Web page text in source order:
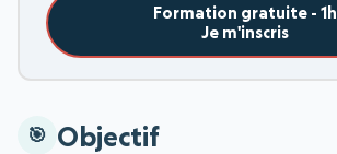
Formation gratuite - 1h
Je m'inscris
Objectif